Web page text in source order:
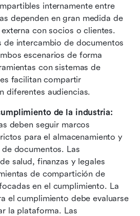
internamente entre
dependen en gran medida de
con socios o clientes.
de intercambio de documentos
escenarios de forma
con sistemas de
facilitan compartir
diferentes audiencias.
de la industria:
deben seguir marcos
para el almacenamiento y
documentos. Las
salud, finanzas y legales
de compartición de
en el cumplimiento. La
el cumplimiento debe evaluarse
la plataforma. Las